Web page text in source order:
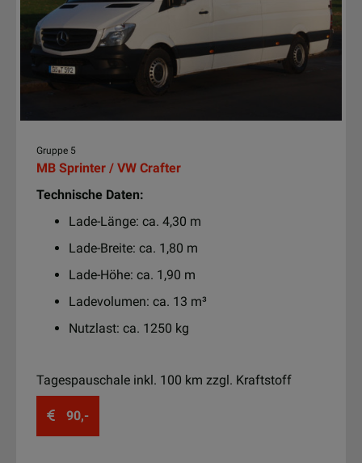
Gruppe 5
MB Sprinter / VW Crafter
Technische Daten:
Lade-Länge: ca. 4,30 m
Lade-Breite: ca. 1,80 m
Lade-Höhe: ca. 1,90 m
Ladevolumen: ca. 13 m³
Nutzlast: ca. 1250 kg
Tagespauschale inkl. 100 km zzgl. Kraftstoff
90,-